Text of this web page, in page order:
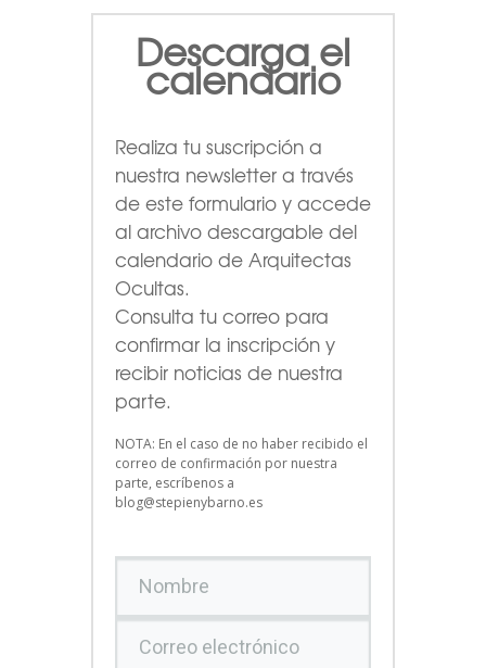
Descarga el
calendario
Realiza tu suscripción a
nuestra newsletter a través
de este formulario y accede
al archivo descargable del
calendario de Arquitectas
Ocultas.
Consulta tu correo para
confirmar la inscripción y
recibir noticias de nuestra
parte.
NOTA: En el caso de no haber recibido el
correo de confirmación por nuestra
parte, escríbenos a
blog@stepienybarno.es